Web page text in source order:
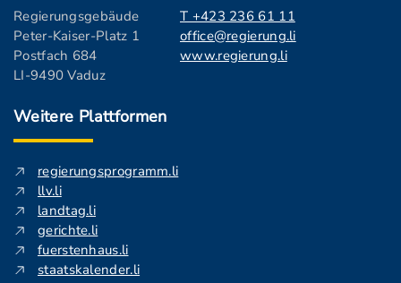
Regierungsgebäude
Peter-Kaiser-Platz 1
Postfach 684
LI-9490 Vaduz
T +423 236 61 11
office@regierung.li
www.regierung.li
Weitere Plattformen
regierungsprogramm.li
llv.li
landtag.li
gerichte.li
fuerstenhaus.li
staatskalender.li